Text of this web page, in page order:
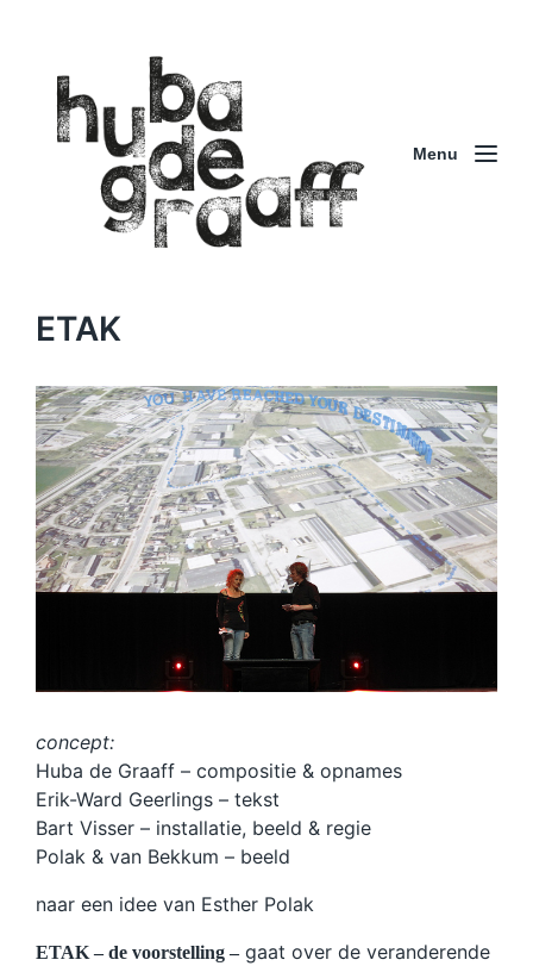
Menu
ETAK
concept:
Huba de Graaff – compositie & opnames
Erik-Ward Geerlings – tekst
Bart Visser – installatie, beeld & regie
Polak & van Bekkum – beeld
naar een idee van Esther Polak
ETAK – de voorstelling –gaat over de veranderende